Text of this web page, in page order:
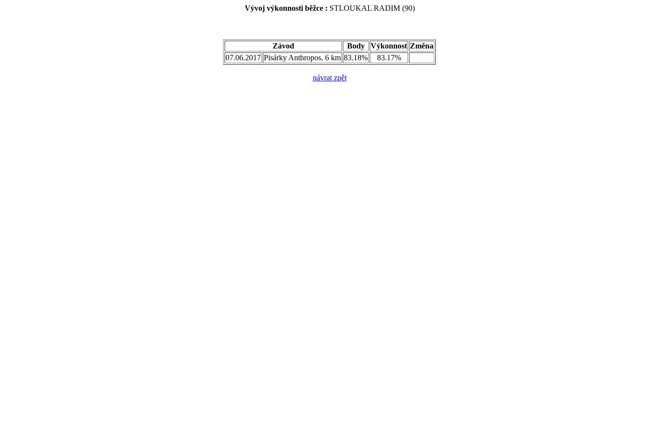
Vývoj výkonnosti běžce : STLOUKAL RADIM (90)
Závod Body Výkonnost Změna
07.06.2017 Pisárky Anthropos, 6 km 83.18% 83.17%
návrat zpět